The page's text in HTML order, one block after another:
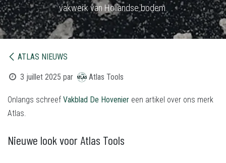
vakwerk van Hollandse bodem.
ATLAS NIEUWS
3 juillet 2025 par Atlas Tools
Onlangs schreef Vakblad De Hovenier een artikel over ons merk
Atlas.
Nieuwe look voor Atlas Tools